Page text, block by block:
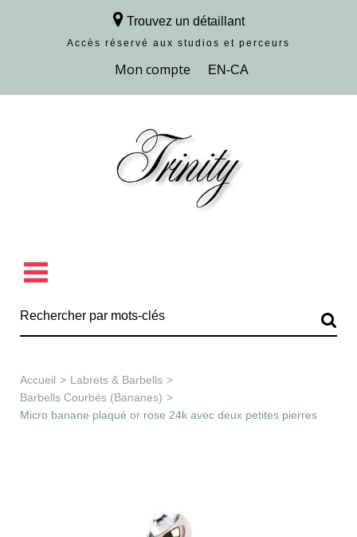
Trouvez un détaillant
Accès réservé aux studios et perceurs
Découvrir la collection
Besoin d’aide ?
Accueil > Labrets & Barbells >
Barbells Courbés (Bananes) >
Micro banane plaqué or rose 24k avec deux petites pierres